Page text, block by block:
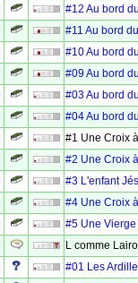
#12 Au bord
#11 Au bord
#10 Au bord
#09 Au bord
#03 Au bord
#04 Au bord
#1 Une Croix
#2 Une Croix
#3 L'enfant
#4 Une Croix
#5 Une
L comme
#01 Les